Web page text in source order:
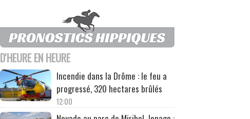
D'HEURE EN HEURE
Incendie dans la Drôme : le feu a
progressé, 320 hectares brûlés
12:00